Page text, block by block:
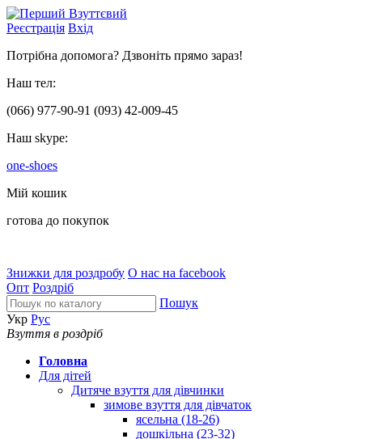
Реєстрація Вхід
Потрібна допомога? Дзвоніть прямо зараз!
Наш тел:
(066) 977-90-91 (093) 42-009-45
Наш skype:
one-shoes
Мій кошик
готова до покупок
Знижки для роздробу О нас на facebook
Опт Роздріб
Пошук
Укр Рус
Взуття в роздріб
Головна
Для дітей
Дитяче взуття для дівчинки
зимове взуття для дівчаток
ясельна (18-26)
дошкільна (23-32)